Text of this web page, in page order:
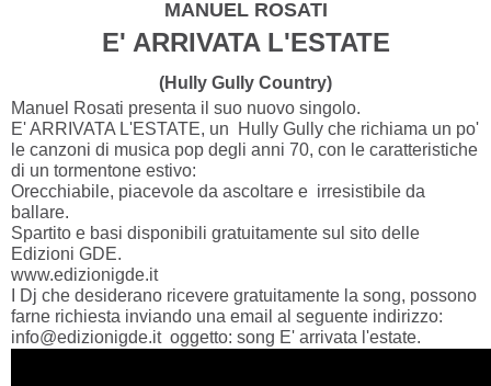
MANUEL ROSATI
E' ARRIVATA L'ESTATE
(Hully Gully Country)
Manuel Rosati presenta il suo nuovo singolo.
E' ARRIVATA L'ESTATE, un Hully Gully che richiama un po'
le canzoni di musica pop degli anni 70, con le caratteristiche
di un tormentone estivo:
Orecchiabile, piacevole da ascoltare e irresistibile da
ballare.
Spartito e basi disponibili gratuitamente sul sito delle
Edizioni GDE.
www.edizionigde.it
I Dj che desiderano ricevere gratuitamente la song, possono
farne richiesta inviando una email al seguente indirizzo:
info@edizionigde.it oggetto: song E' arrivata l'estate.